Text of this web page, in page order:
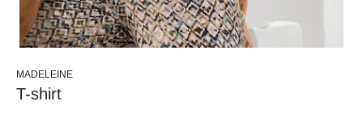
MADELEINE
T-shirt